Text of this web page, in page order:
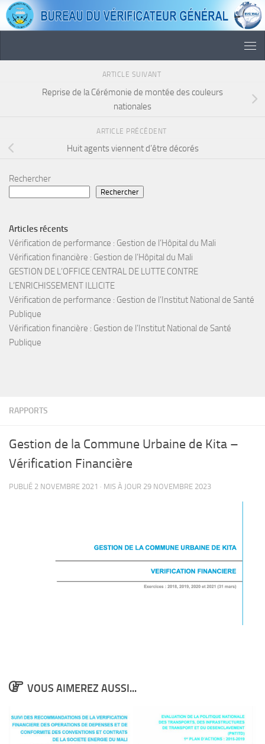
Skip to content
RAPPORTS
Gestion de la Commune Urbaine de Kita –
Vérification Financière
PUBLIÉ 2 NOVEMBRE 2021 · MIS À JOUR 29 NOVEMBRE 2023
VOUS AIMEREZ AUSSI...
ARTICLE SUIVANT
Reprise de la Cérémonie de montée des couleurs
nationales
ARTICLE PRÉCÉDENT
Huit agents viennent d’être décorés
Rechercher
Rechercher
Articles récents
Vérification de performance : Gestion de l’Hôpital du Mali
Vérification financière : Gestion de l’Hôpital du Mali
GESTION DE L’OFFICE CENTRAL DE LUTTE CONTRE
L’ENRICHISSEMENT ILLICITE
Vérification de performance : Gestion de l’Institut National de Santé
Publique
Vérification financière : Gestion de l’Institut National de Santé
Publique